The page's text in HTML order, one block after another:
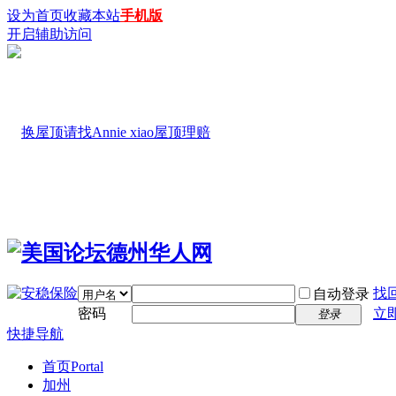
设为首页收藏本站手机版
开启辅助访问
自动登录 找
密码
登录
立
快捷导航
首页Portal
加州